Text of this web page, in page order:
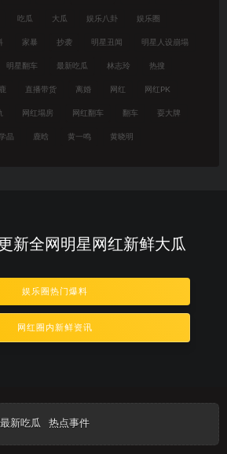
吃瓜 大瓜 娱乐八卦 娱乐圈
家暴 抄袭 明星丑闻 明星人设崩塌
明星翻车 最新吃瓜 林志玲 热搜
直播带货 离婚 网红 网红PK
网红塌房 网红翻车 翻车 耍大牌
晶 鹿晗 黄一鸣 黄晓明
新全网明星网红新鲜大瓜
娱乐圈热门爆料
网红圈内新鲜资讯
最新吃瓜 热点事件